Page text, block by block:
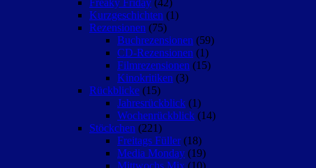
Freaky Friday (42)
Kurzgeschichten (1)
Rezensionen (75)
Buchrezensionen (59)
CD-Rezensionen (1)
Filmrezensionen (15)
Kinokritiken (3)
Rückblicke (15)
Jahresrückblick (1)
Wochenrückblick (14)
Stöckchen (221)
Freitags Füller (18)
Media Monday (19)
Mittwochs Mix (10)